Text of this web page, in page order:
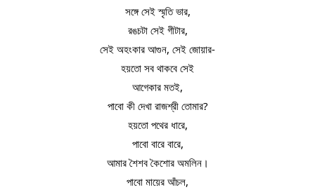
সঙ্গে সেই স্মৃতি ভার,
রঙচটা সেই গীটার,
সেই অহংকার আগুন, সেই জোয়ার-
হয়তো সব থাকবে সেই
আগেকার মতই,
পাবো কী দেখা রাজশ্রী তোমার?
হয়তো পথের ধারে,
পাবো বারে বারে,
আমার শৈশব কৈশোর অমলিন।
পাবো মায়ের আঁচল,